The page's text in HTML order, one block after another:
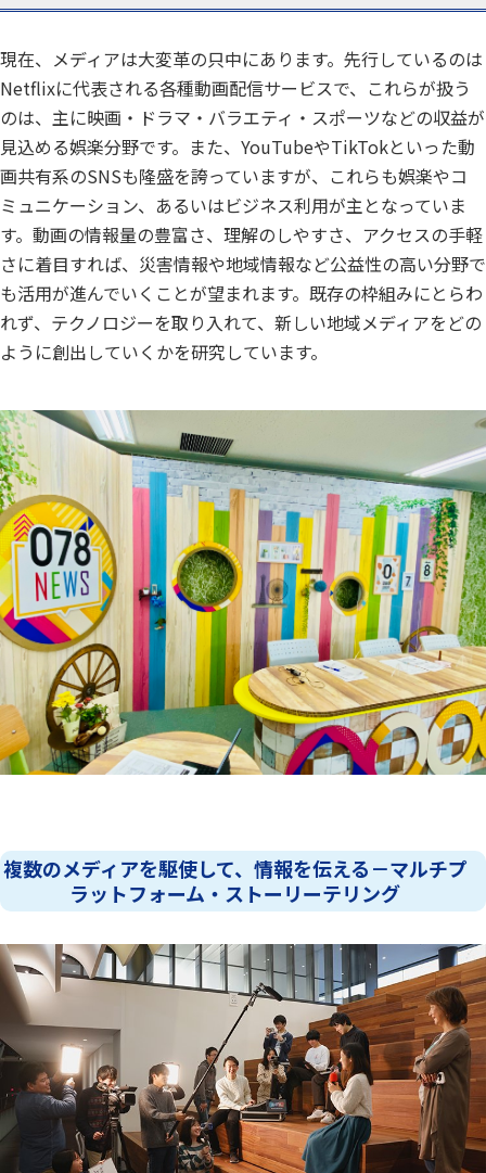
現在、メディアは大変革の只中にあります。先行しているのは
Netflixに代表される各種動画配信サービスで、これらが扱う
のは、主に映画・ドラマ・バラエティ・スポーツなどの収益が
見込める娯楽分野です。また、YouTubeやTikTokといった動
画共有系のSNSも隆盛を誇っていますが、これらも娯楽やコ
ミュニケーション、あるいはビジネス利用が主となっていま
す。動画の情報量の豊富さ、理解のしやすさ、アクセスの手軽
さに着目すれば、災害情報や地域情報など公益性の高い分野で
も活用が進んでいくことが望まれます。既存の枠組みにとらわ
れず、テクノロジーを取り入れて、新しい地域メディアをどの
ように創出していくかを研究しています。
複数のメディアを駆使して、情報を伝える－マルチプ
ラットフォーム・ストーリーテリング